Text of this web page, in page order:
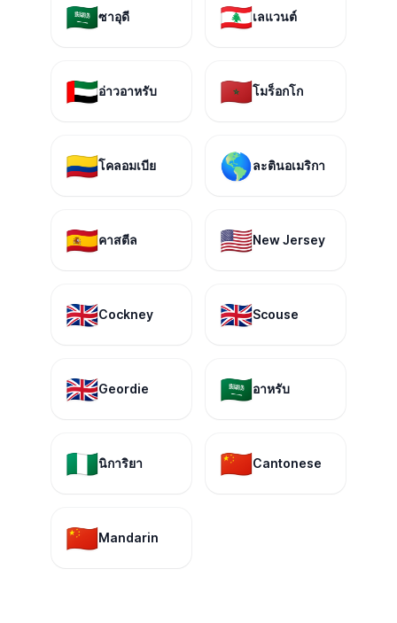
🇸🇦ซาอุดี 🇱🇧เลแวนต์
🇦🇪อ่าวอาหรับ 🇲🇦โมร็อกโก
🇨🇴โคลอมเบีย 🌎ละตินอเมริกา
🇪🇸คาสตีล 🇺🇸New Jersey
🇬🇧Cockney 🇬🇧Scouse
🇬🇧Geordie 🇸🇦อาหรับ
🇳🇬นิการิยา 🇨🇳Cantonese
🇨🇳Mandarin